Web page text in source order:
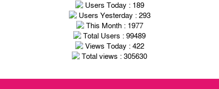
Users Today : 189
Users Yesterday : 293
This Month : 1977
Total Users : 99489
Views Today : 422
Total views : 305630